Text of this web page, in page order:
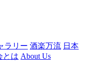
ラリー 酒楽万流 日本
とは About Us